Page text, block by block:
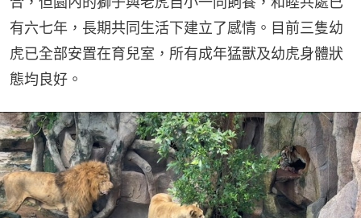
有六七年，長期共同生活下建立了感情。目前三隻幼
虎已全部安置在育兒室，所有成年猛獸及幼虎身體狀
態均良好。